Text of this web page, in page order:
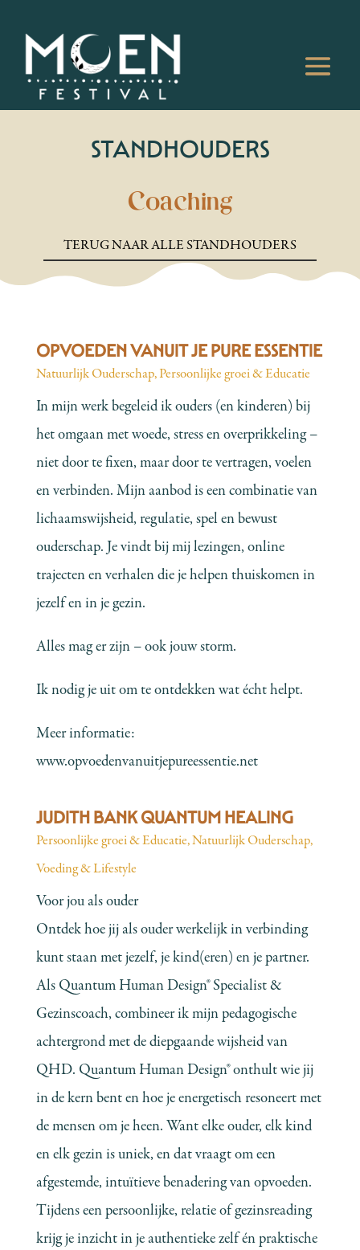
STANDHOUDERS
Coaching
TERUG NAAR ALLE STANDHOUDERS
OPVOEDEN VANUIT JE PURE ESSENTIE
Natuurlijk Ouderschap,Persoonlijke groei & Educatie
In mijn werk begeleid ik ouders (en kinderen) bij
het omgaan met woede, stress en overprikkeling –
niet door te fixen, maar door te vertragen, voelen
en verbinden. Mijn aanbod is een combinatie van
lichaamswijsheid, regulatie, spel en bewust
ouderschap. Je vindt bij mij lezingen, online
trajecten en verhalen die je helpen thuiskomen in
jezelf en in je gezin.
Alles mag er zijn – ook jouw storm.
Ik nodig je uit om te ontdekken wat écht helpt.
Meer informatie:
www.opvoedenvanuitjepureessentie.net
JUDITH BANK QUANTUM HEALING
Persoonlijke groei & Educatie,Natuurlijk Ouderschap,
Voeding & Lifestyle
Voor jou als ouder
Ontdek hoe jij als ouder werkelijk in verbinding
kunt staan met jezelf, je kind(eren) en je partner.
Als Quantum Human Design® Specialist &
Gezinscoach, combineer ik mijn pedagogische
achtergrond met de diepgaande wijsheid van
QHD. Quantum Human Design® onthult wie jij
in de kern bent en hoe je energetisch resoneert met
de mensen om je heen. Want elke ouder, elk kind
en elk gezin is uniek, en dat vraagt om een
afgestemde, intuïtieve benadering van opvoeden.
Tijdens een persoonlijke, relatie of gezinsreading
krijg je inzicht in je authentieke zelf én praktische